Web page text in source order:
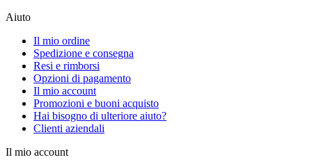
Aiuto
Il mio ordine
Spedizione e consegna
Resi e rimborsi
Opzioni di pagamento
Il mio account
Promozioni e buoni acquisto
Hai bisogno di ulteriore aiuto?
Clienti aziendali
Il mio account